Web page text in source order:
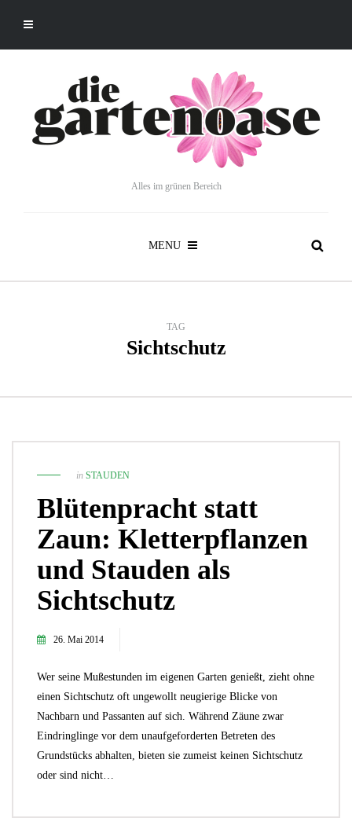
Alles im grünen Bereich
MENU
TAG
Sichtschutz
in STAUDEN
Blütenpracht statt
Zaun: Kletterpflanzen
und Stauden als
Sichtschutz
26. Mai 2014
Wer seine Mußestunden im eigenen Garten genießt, zieht ohne
einen Sichtschutz oft ungewollt neugierige Blicke von
Nachbarn und Passanten auf sich. Während Zäune zwar
Eindringlinge vor dem unaufgeforderten Betreten des
Grundstücks abhalten, bieten sie zumeist keinen Sichtschutz
oder sind nicht…